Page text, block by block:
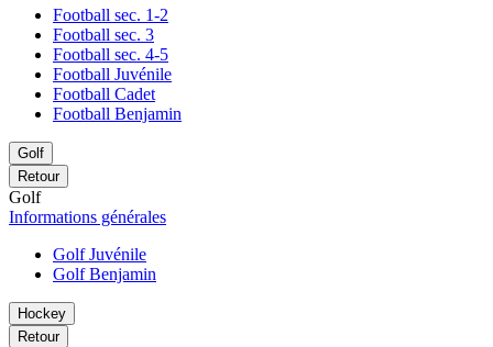
Football sec. 1-2
Football sec. 3
Football sec. 4-5
Football Juvénile
Football Cadet
Football Benjamin
Golf
Retour
Golf
Informations générales
Golf Juvénile
Golf Benjamin
Hockey
Retour